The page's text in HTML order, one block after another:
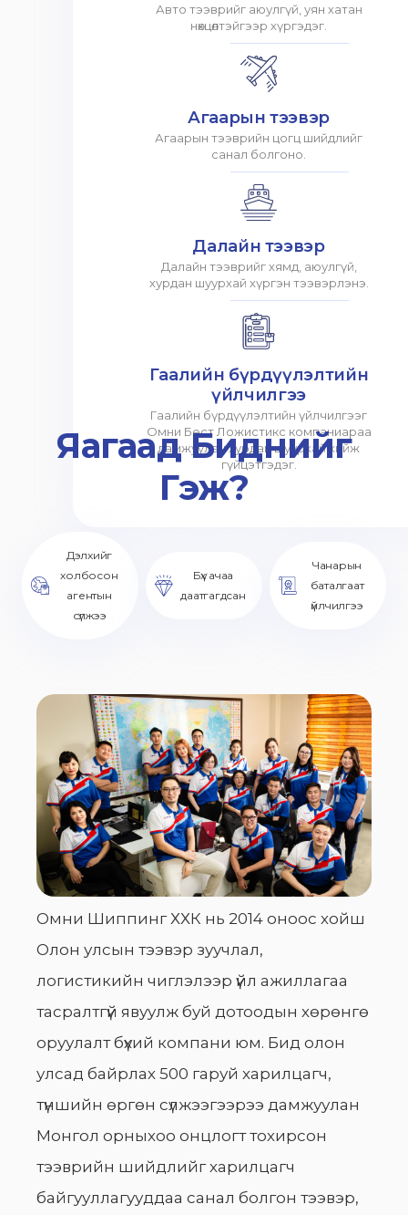
Авто тээврийг аюулгүй, уян хатан
нөхцөлтэйгээр хүргэдэг.
Агаарын тээвэр
Агаарын тээврийн цогц шийдлийг
санал болгоно.
Далайн тээвэр
Далайн тээврийг хямд, аюулгүй,
хурдан шуурхай хүргэн тээвэрлэнэ.
Гаалийн бүрдүүлэлтийн
үйлчилгээ
Гаалийн бүрдүүлэлтийн үйлчилгээг
Омни Бест Ложистикс компаниараа
дамжуулан хурдан шуурхай хийж
гүйцэтгэдэг.
Яагаад Биднийг
Гэж?
Дэлхийг
холбосон
агентын
сүлжээ
Бүх ачаа
даатгагдсан
Чанарын
баталгаат
үйлчилгээ
Омни Шиппинг ХХК нь 2014 оноос хойш
Олон улсын тээвэр зуучлал,
логистикийн чиглэлээр үйл ажиллагаа
тасралтгүй явуулж буй дотоодын хөрөнгө
оруулалт бүхий компани юм. Бид олон
улсад байрлах 500 гаруй харилцагч,
түншийн өргөн сүлжээгээрээ дамжуулан
Монгол орныхоо онцлогт тохирсон
тээврийн шийдлийг харилцагч
байгууллагууддаа санал болгон тээвэр,